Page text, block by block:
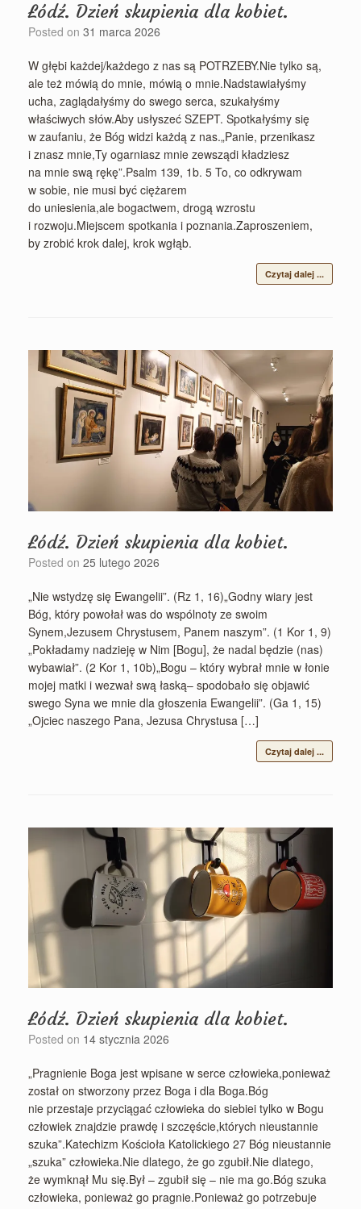
Łódź. Dzień skupienia dla kobiet.
Posted on 31 marca 2026
W głębi każdej/każdego z nas są POTRZEBY.Nie tylko są,
ale też mówią do mnie, mówią o mnie.Nadstawiałyśmy
ucha, zaglądałyśmy do swego serca, szukałyśmy
właściwych słów.Aby usłyszeć SZEPT. Spotkałyśmy się
w zaufaniu, że Bóg widzi każdą z nas.„Panie, przenikasz
i znasz mnie,Ty ogarniasz mnie zewsządi kładziesz
na mnie swą rękę”.Psalm 139, 1b. 5 To, co odkrywam
w sobie, nie musi być ciężarem
do uniesienia,ale bogactwem, drogą wzrostu
i rozwoju.Miejscem spotkania i poznania.Zaproszeniem,
by zrobić krok dalej, krok wgłąb.
Czytaj dalej ...
Łódź. Dzień skupienia dla kobiet.
Posted on 25 lutego 2026
„Nie wstydzę się Ewangelii”. (Rz 1, 16)„Godny wiary jest
Bóg, który powołał was do wspólnoty ze swoim
Synem,Jezusem Chrystusem, Panem naszym”. (1 Kor 1, 9)
„Pokładamy nadzieję w Nim [Bogu], że nadal będzie (nas)
wybawiał”. (2 Kor 1, 10b)„Bogu – który wybrał mnie w łonie
mojej matki i wezwał swą łaską– spodobało się objawić
swego Syna we mnie dla głoszenia Ewangelii”. (Ga 1, 15)
„Ojciec naszego Pana, Jezusa Chrystusa […]
Czytaj dalej ...
Łódź. Dzień skupienia dla kobiet.
Posted on 14 stycznia 2026
„Pragnienie Boga jest wpisane w serce człowieka,ponieważ
został on stworzony przez Boga i dla Boga.Bóg
nie przestaje przyciągać człowieka do siebiei tylko w Bogu
człowiek znajdzie prawdę i szczęście,których nieustannie
szuka”.Katechizm Kościoła Katolickiego 27 Bóg nieustannie
„szuka” człowieka.Nie dlatego, że go zgubił.Nie dlatego,
że wymknął Mu się.Był – zgubił się – nie ma go.Bóg szuka
człowieka, ponieważ go pragnie.Ponieważ go potrzebuje